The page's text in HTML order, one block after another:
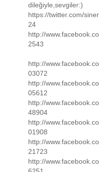
dileğiyle,sevgiler:)
https://twitter.com/
24
http://
2543
http://
03072
http://
05612
http://
48904
http://
01908
http://
21723
http://